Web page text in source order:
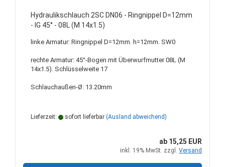
Hydraulikschlauch 2SC DN06 - Ringnippel D=12mm
- IG 45° - 08L (M 14x1.5)
linke Armatur: Ringnippel D=12mm. h=12mm. SW0
rechte Armatur: 45°-Bogen mit Überwurfmutter 08L (M
14x1.5). Schlüsselweite 17
Schlauchaußen-Ø: 13.20mm
Lieferzeit: sofort lieferbar (Ausland abweichend)
ab 15,25 EUR
inkl. 19% MwSt. zzgl. Versand